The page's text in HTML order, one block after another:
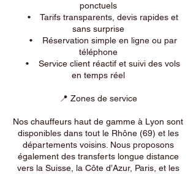
ponctuels
• Tarifs transparents, devis rapides et
sans surprise
• Réservation simple en ligne ou par
téléphone
• Service client réactif et suivi des vols
en temps réel
📍 Zones de service
Nos chauffeurs haut de gamme à Lyon sont
disponibles dans tout le Rhône (69) et les
départements voisins. Nous proposons
également des transferts longue distance
vers la Suisse, la Côte d’Azur, Paris, et les